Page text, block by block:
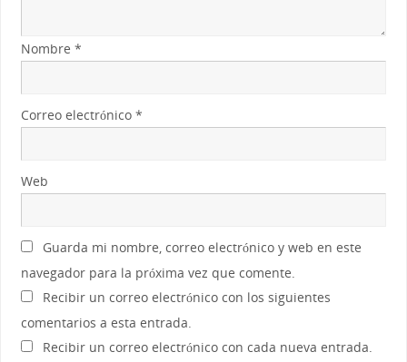
Nombre *
Correo electrónico *
Web
Guarda mi nombre, correo electrónico y web en este
navegador para la próxima vez que comente.
Recibir un correo electrónico con los siguientes
comentarios a esta entrada.
Recibir un correo electrónico con cada nueva entrada.